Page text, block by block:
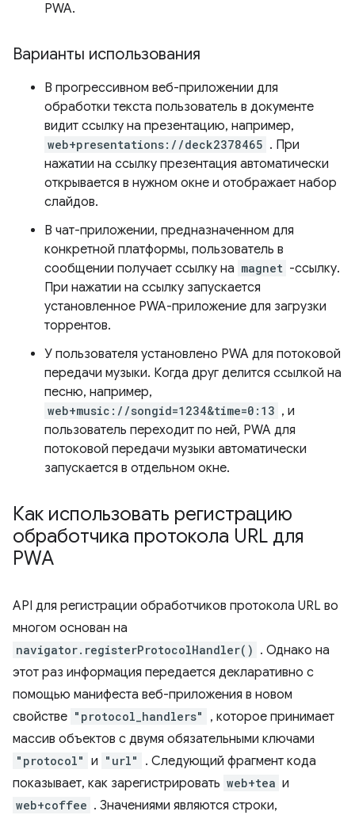
PWA.
Варианты использования
В прогрессивном веб-приложении для
обработки текста пользователь в документе
видит ссылку на презентацию, например,
web+presentations://deck2378465 . При
нажатии на ссылку презентация автоматически
открывается в нужном окне и отображает набор
слайдов.
В чат-приложении, предназначенном для
конкретной платформы, пользователь в
сообщении получает ссылку на magnet -ссылку.
При нажатии на ссылку запускается
установленное PWA-приложение для загрузки
торрентов.
У пользователя установлено PWA для потоковой
передачи музыки. Когда друг делится ссылкой на
песню, например,
web+music://songid=1234&time=0:13 , и
пользователь переходит по ней, PWA для
потоковой передачи музыки автоматически
запускается в отдельном окне.
Как использовать регистрацию
обработчика протокола URL для
PWA
API для регистрации обработчиков протокола URL во
многом основан на
navigator.registerProtocolHandler() . Однако на
этот раз информация передается декларативно с
помощью манифеста веб-приложения в новом
свойстве "protocol_handlers"
, которое принимает
массив объектов с двумя обязательными ключами
"protocol" и "url"
. Следующий фрагмент кода
показывает, как зарегистрировать web+tea и
web+coffee . Значениями являются строки,